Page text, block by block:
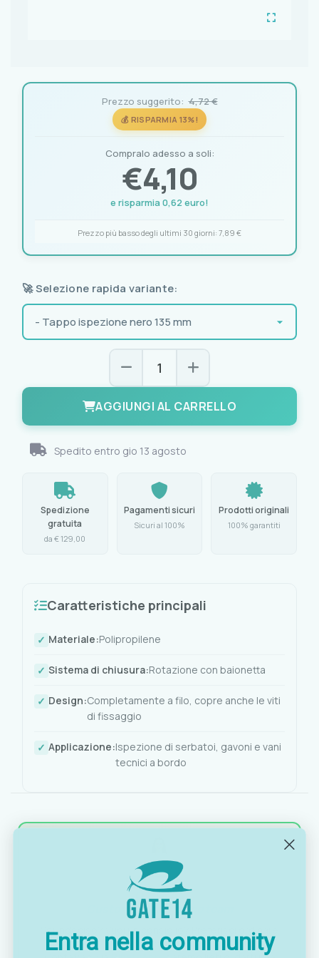
Prezzo suggerito: 4,72 €
💰 RISPARMIA 13%!
Compralo adesso a soli:
€4,10
e risparmia 0,62 euro!
Prezzo più basso degli ultimi 30 giorni: 7,89 €
🚀 Selezione rapida variante:
AGGIUNGI AL CARRELLO
Spedito entro gio 13 agosto
Spedizione
gratuita
da € 129,00
Pagamenti sicuri
Sicuri al 100%
Prodotti originali
100% garantiti
Caratteristiche principali
Materiale:Polipropilene
Sistema di chiusura:Rotazione con baionetta
Design:Completamente a filo, copre anche le viti
di fissaggio
Applicazione:Ispezione di serbatoi, gavoni e vani
tecnici a bordo
OTTAVIA
Customer assistance team
Sei indeciso? Vuoi un consiglio? Preferisci ordinare
telefonicamente?
Entra nella community